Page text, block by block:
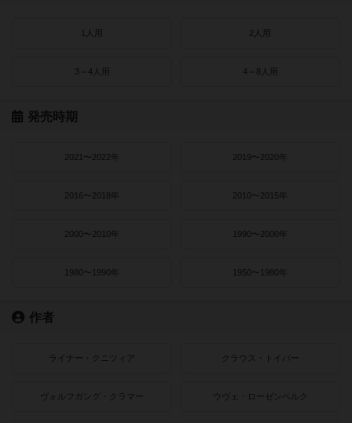
1人用 2人用
3～4人用 4～8人用
発売時期
2021〜2022年 2019〜2020年
2016〜2018年 2010〜2015年
2000〜2010年 1990〜2000年
1980〜1990年 1950〜1980年
作者
ライナー・クニツィア クラウス・トイバー
ヴォルフガング・クラマー ウヴェ・ローゼンベルク